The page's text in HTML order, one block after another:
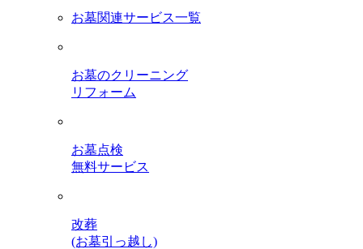
お墓関連サービス一覧
お墓のクリーニング
リフォーム
お墓点検
無料サービス
改葬
(お墓引っ越し)